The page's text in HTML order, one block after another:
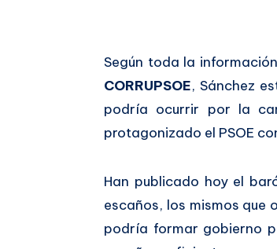
Compartir
Según toda la
CORRUPSOE, Sánchez
podría ocurrir por la
protagonizado el PSOE
Han publicado hoy el
escaños, los mismos que
podría formar gobierno